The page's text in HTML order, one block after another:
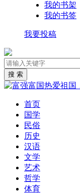
我的书架
我的书签
我要投稿
首页
国学
民俗
历史
汉语
文学
艺术
哲学
体育